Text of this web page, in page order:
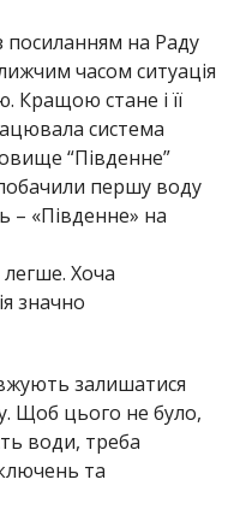
посиланням на Раду
часом ситуація
Кращою стане і її
система
“Південне”
побачили першу воду
– «Південне» на
Хоча
значно
залишатися
Щоб цього не було,
води, треба
та